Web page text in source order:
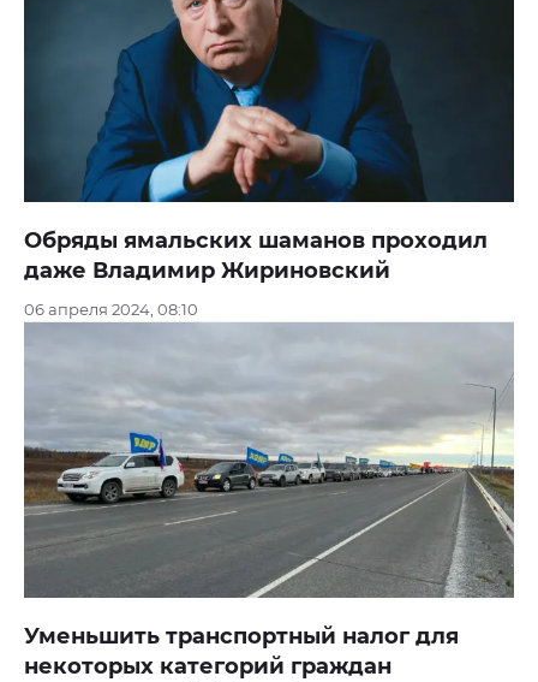
Обряды ямальских шаманов проходил
даже Владимир Жириновский
06 апреля 2024, 08:10
Уменьшить транспортный налог для
некоторых категорий граждан